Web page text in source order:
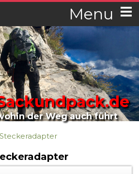
Menu
der Weg auch führt